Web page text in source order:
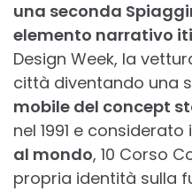
una seconda
elemento narrativo
Design Week, la
città diventando una
mobile del concept
nel 1991 e considerato
al mondo, 10 Corso
propria identità sulla